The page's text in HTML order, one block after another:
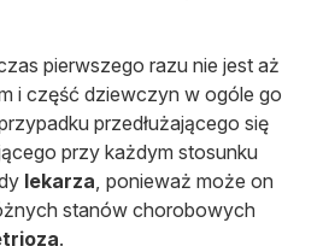
pierwszego razu nie jest aż
i część dziewczyn w ogóle go
przedłużającego się
przy każdym stosunku
lekarza , ponieważ może on
stanów chorobowych
.